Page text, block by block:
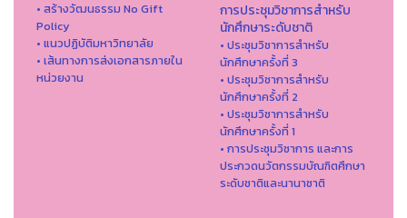
• สร้างวัฒนธรรม No Gift
Policy
• แนวปฏิบัติมหาวิทยาลัย
• เส้นทางการส่งเอกสารภายใน
หน่วยงาน
การประชุมวิชาการสำหรับ
นักศึกษาระดับชาติ
• ประชุมวิชาการสำหรับ
นักศึกษาครั้งที่ 3
• ประชุมวิชาการสำหรับ
นักศึกษาครั้งที่ 2
• ประชุมวิชาการสำหรับ
นักศึกษาครั้งที่ 1
• การประชุมวิชาการ และการ
ประกวดนวัตกรรมบัณฑิตศึกษา
ระดับชาติและนานาชาติ